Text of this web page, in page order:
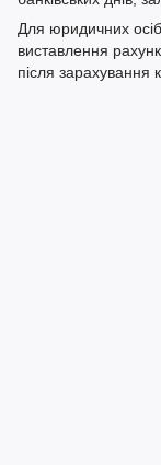
Для юридичних
виставлення
після зарахування